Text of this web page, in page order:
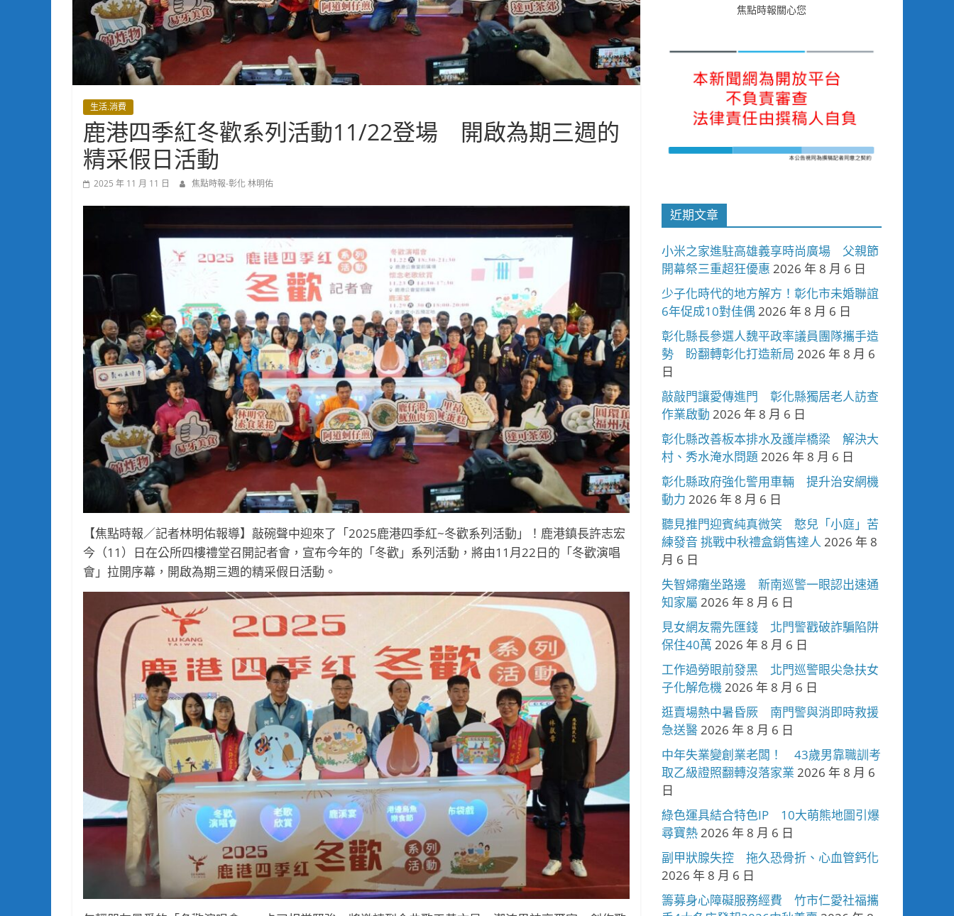
生活.消費
鹿港四季紅冬歡系列活動11/22登場 開啟為期三週的
精采假日活動
2025 年 11 月 11 日 焦點時報-彰化 林明佑
【焦點時報／記者林明佑報導】敲碗聲中迎來了「2025鹿港四季紅~冬歡系列活動」！鹿港鎮長許志宏
今（11）日在公所四樓禮堂召開記者會，宣布今年的「冬歡」系列活動，將由11月22日的「冬歡演唱
會」拉開序幕，開啟為期三週的精采假日活動。
焦點時報關心您
近期文章
小米之家進駐高雄義享時尚廣場 父親節
開幕祭三重超狂優惠 2026 年 8 月 6 日
少子化時代的地方解方！彰化市未婚聯誼
6年促成10對佳偶 2026 年 8 月 6 日
彰化縣長參選人魏平政率議員團隊攜手造
勢 盼翻轉彰化打造新局 2026 年 8 月 6
日
敲敲門讓愛傳進門 彰化縣獨居老人訪查
作業啟動 2026 年 8 月 6 日
彰化縣改善板本排水及護岸橋梁 解決大
村、秀水淹水問題 2026 年 8 月 6 日
彰化縣政府強化警用車輛 提升治安網機
動力 2026 年 8 月 6 日
聽見推門迎賓純真微笑 憨兒「小庭」苦
練發音 挑戰中秋禮盒銷售達人 2026 年 8
月 6 日
失智婦癱坐路邊 新南巡警一眼認出速通
知家屬 2026 年 8 月 6 日
見女網友需先匯錢 北門警戳破詐騙陷阱
保住40萬 2026 年 8 月 6 日
工作過勞眼前發黑 北門巡警眼尖急扶女
子化解危機2026 年 8 月 6 日
逛賣場熱中暑昏厥 南門警與消即時救援
急送醫2026 年 8 月 6 日
中年失業變創業老闆！ 43歲男靠職訓考
取乙級證照翻轉沒落家業 2026 年 8 月 6
日
綠色運具結合特色IP 10大萌熊地圖引爆
尋寶熱2026 年 8 月 6 日
副甲狀腺失控 拖久恐骨折、心血管鈣化
2026 年 8 月 6 日
籌募身心障礙服務經費 竹市仁愛社福攜